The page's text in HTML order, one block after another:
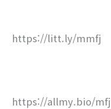
https://litt.ly/mmfj
https://allmy.bio/mfj